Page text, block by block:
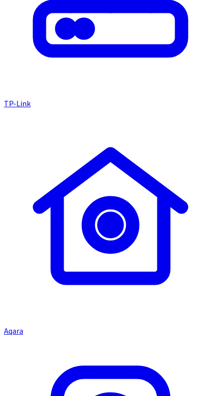
TP-Link
Aqara